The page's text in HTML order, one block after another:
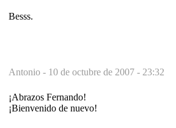
Besss.
Antonio - 10 de octubre de 2007 - 23:32
¡Abrazos Fernando!
¡Bienvenido de nuevo!